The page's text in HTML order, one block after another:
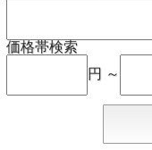
価格帯検索
円 ～